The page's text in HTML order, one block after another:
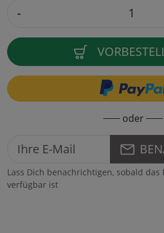
-
oder
Lass Dich benachrichtigen, sobald das
verfügbar ist